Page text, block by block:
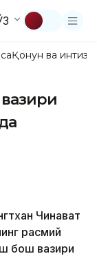
Қонун ва
Чинават
расмий
бош вазири